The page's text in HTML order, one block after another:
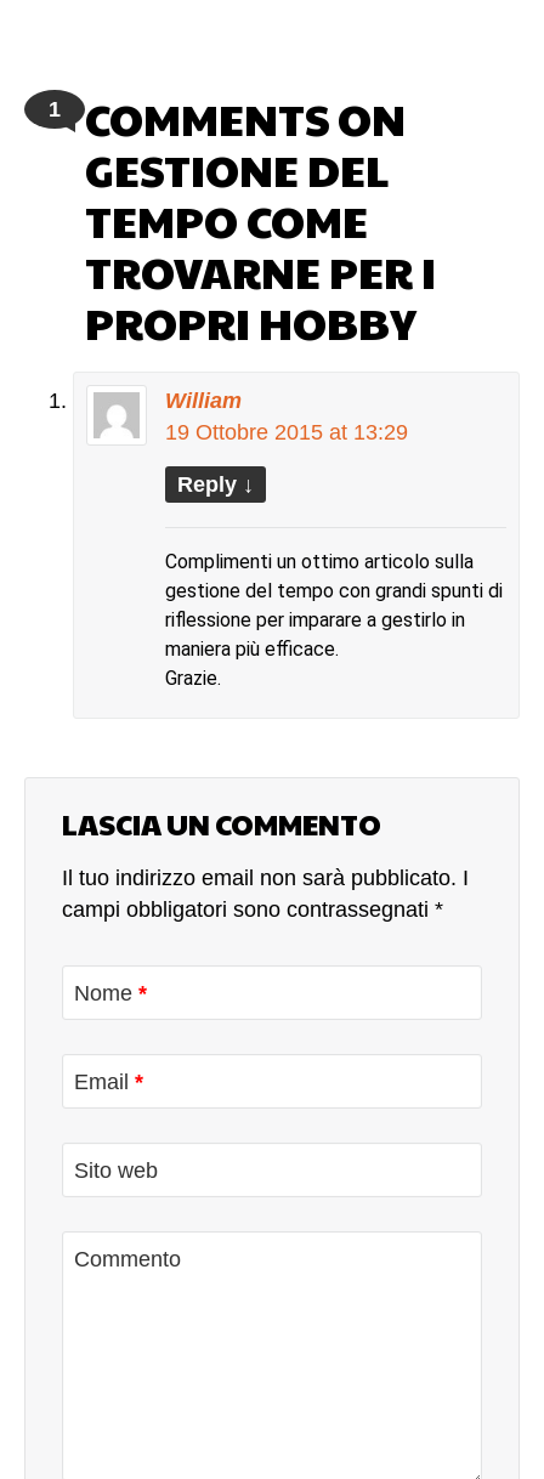
1
COMMENTS ON
GESTIONE DEL
TEMPO COME
TROVARNE PER I
PROPRI HOBBY
William
19 Ottobre 2015 at 13:29
Reply ↓
Complimenti un ottimo articolo sulla
gestione del tempo con grandi spunti di
riflessione per imparare a gestirlo in
maniera più efficace.
Grazie.
LASCIA UN COMMENTO
Il tuo indirizzo email non sarà pubblicato. I
campi obbligatori sono contrassegnati *
Nome *
Email *
Sito web
Commento